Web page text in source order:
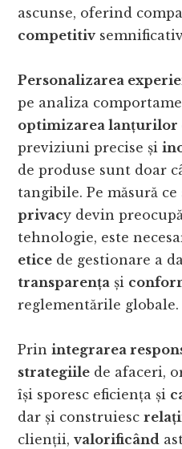
ascunse, oferind
competitiv
Personalizarea
pe analiza
optimizarea lanțurilor
previziuni precise și
de produse sunt doar
tangibile. Pe măsură ce
privacy devin
tehnologie, este
etice de gestionare a
transparența și
reglementările globale.
Prinintegrarea
strategiile de afaceri,
își sporesc eficiența și
dar și construiesc
clienții,valorificând